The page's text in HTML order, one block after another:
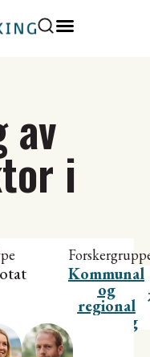
av
i
Kommunal
og
regional
utvikling